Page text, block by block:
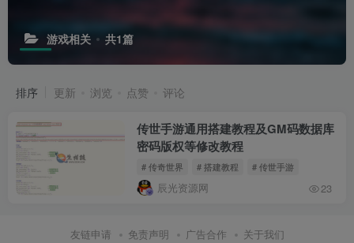
游戏相关 共1篇
排序 更新 浏览 点赞 评论
传世手游通用搭建教程及GM码数据库
密码版权等修改教程
# 传奇世界 # 搭建教程 # 传世手游
辰光资源网 23
友链申请 免责声明 广告合作 关于我们